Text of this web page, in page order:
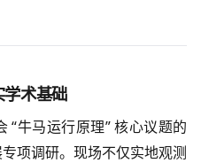
术基础​
“牛马运行原理” 核心议题的
项调研。现场不仅实地观测